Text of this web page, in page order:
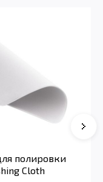
полировки
Cloth